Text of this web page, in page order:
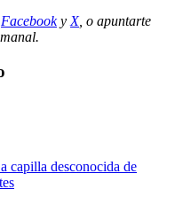
Facebooky X, o apuntarte
.
capilla desconocida de